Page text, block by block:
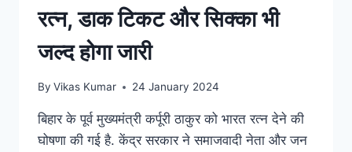
रत्न, डाक टिकट और सिक्का भी
जल्द होगा जारी
By Vikas Kumar 24 January 2024
बिहार के पूर्व मुख्यमंत्री कर्पूरी ठाकुर को भारत रत्न देने की
घोषणा की गई है. केंद्र सरकार ने समाजवादी नेता और जन